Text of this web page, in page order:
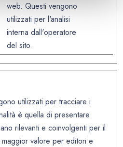
web. Questi vengono
utilizzati per l'analisi
interna dall'operatore
del sito.
utilizzati per tracciare i
è quella di presentare
rilevanti e coinvolgenti per il
valore per editori e